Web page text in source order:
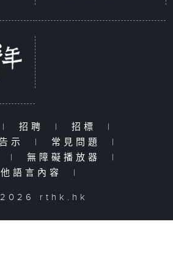
| 招聘 | 招標
|
示
| 常見問題
|
| 無障礙播放器
|
語言內容
|
rthk.hk